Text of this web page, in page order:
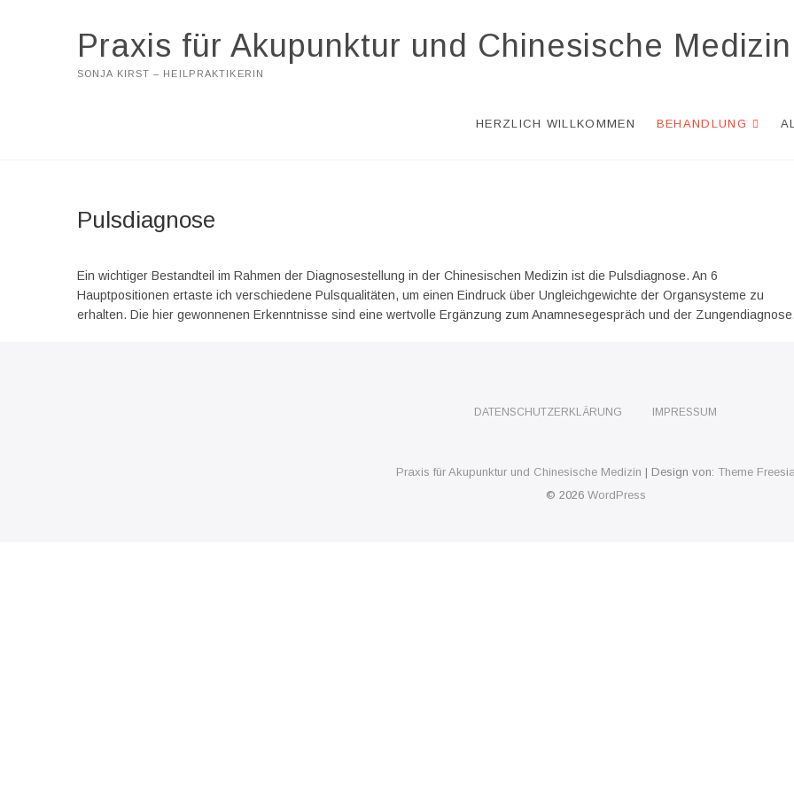
Praxis für Akupunktur und Chinesische Medizin
SONJA KIRST – HEILPRAKTIKERIN
HERZLICH WILLKOMMEN BEHANDLUNG
Pulsdiagnose
Ein wichtiger Bestandteil im Rahmen der Diagnosestellung in der Chinesischen Medizin ist die Pulsdiagnose. An 6
Hauptpositionen ertaste ich verschiedene Pulsqualitäten, um einen Eindruck über Ungleichgewichte der Organsysteme zu
erhalten. Die hier gewonnenen Erkenntnisse sind eine wertvolle Ergänzung zum Anamnesegespräch und der
DATENSCHUTZERKLÄRUNG IMPRESSUM
Praxis für Akupunktur und Chinesische Medizin | Design von: Theme
© 2026 WordPress